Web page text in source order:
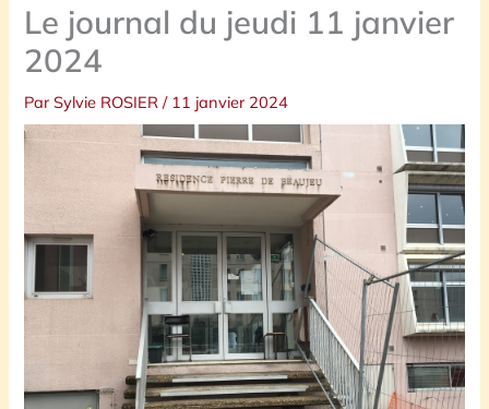
Le journal du jeudi 11 janvier
2024
ParSylvie ROSIER/ 11 janvier 2024